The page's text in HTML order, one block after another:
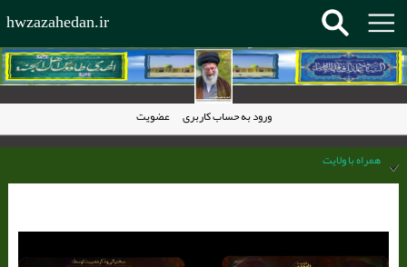
hwzazahedan.ir
عضویت
ورود به حساب کاربری
همراه با ولایت